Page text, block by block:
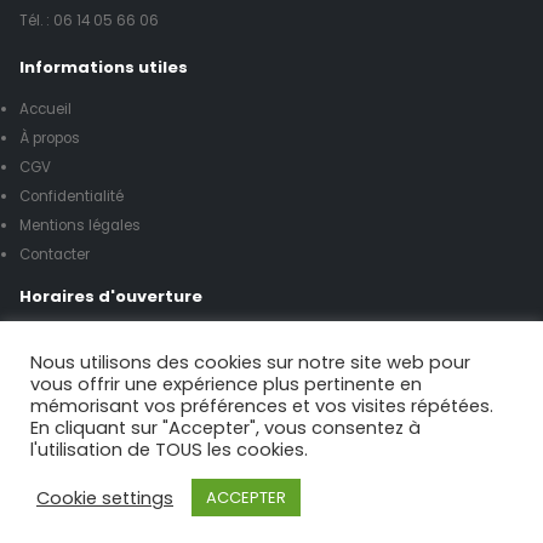
Tél. : 06 14 05 66 06
Informations utiles
Accueil
À propos
CGV
Confidentialité
Mentions légales
Contacter
Horaires d'ouverture
Samedi de 9h00 à 12h00
Nous utilisons des cookies sur notre site web pour
vous offrir une expérience plus pertinente en
mémorisant vos préférences et vos visites répétées.
En cliquant sur "Accepter", vous consentez à
l'utilisation de TOUS les cookies.
Cookie settings
ACCEPTER